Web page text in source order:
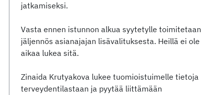
jatkamiseksi.
Vasta ennen istunnon alkua syytetylle toimitetaan
jäljennös asianajajan lisävalituksesta. Heillä ei ole
aikaa lukea sitä.
Zinaida Krutyakova lukee tuomioistuimelle tietoja
terveydentilastaan ja pyytää liittämään